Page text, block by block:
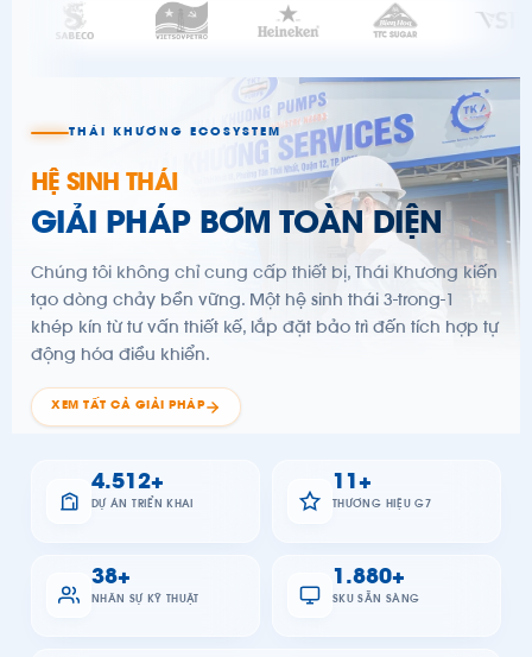
CHEMICAL DOSING
DOSEURO DOSING SKID
PRINTING
AERATION
FOOD PROCESSING
VOGELSANG HIGH VISCOSITY
THÁI KHƯƠNG ECOSYSTEM
HỆ SINH THÁI
GIẢI PHÁP BƠM TOÀN DIỆN
Chúng tôi không chỉ cung cấp thiết bị, Thái Khương kiến
tạo dòng chảy bền vững. Một hệ sinh thái 3-trong-1
khép kín từ tư vấn thiết kế, lắp đặt bảo trì đến tích hợp tự
động hóa điều khiển.
XEM TẤT CẢ GIẢI PHÁP
7.008+
DỰ ÁN TRIỂN KHAI
17+
THƯƠNG HIỆU G7
59+
NHÂN SỰ KỸ THUẬT
2.920+
SKU SẴN SÀNG